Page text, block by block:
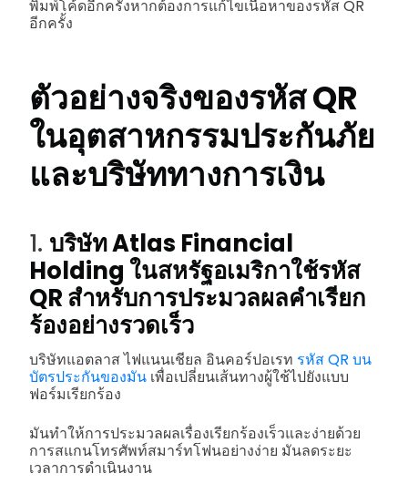
พิมพ์โค้ดอีกครั้งหากต้องการแก้ไขเนื้อหาของรหัส QR
อีกครั้ง
ตัวอย่างจริงของรหัส QR
ในอุตสาหกรรมประกันภัย
และบริษัททางการเงิน
1. บริษัท Atlas Financial
Holding ในสหรัฐอเมริกาใช้รหัส
QR สำหรับการประมวลผลคำเรียก
ร้องอย่างรวดเร็ว
บริษัทแอตลาส ไฟแนนเชียล อินคอร์ปอเรท รหัส QR บน
บัตรประกันของมัน เพื่อเปลี่ยนเส้นทางผู้ใช้ไปยังแบบ
ฟอร์มเรียกร้อง
มันทำให้การประมวลผลเรื่องเรียกร้องเร็วและง่ายด้วย
การสแกนโทรศัพท์สมาร์ทโฟนอย่างง่าย มันลดระยะ
เวลาการดำเนินงาน